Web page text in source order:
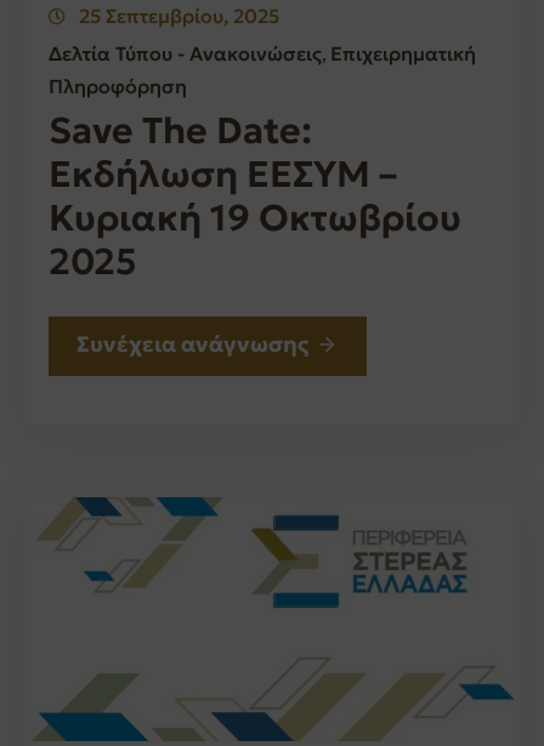
25 Σεπτεμβρίου, 2025
Δελτία Τύπου - Ανακοινώσεις‚ Επιχειρηματική
Πληροφόρηση
Save The Date:
Εκδήλωση ΕΕΣΥΜ –
Κυριακή 19 Οκτωβρίου
2025
Συνέχεια ανάγνωσης